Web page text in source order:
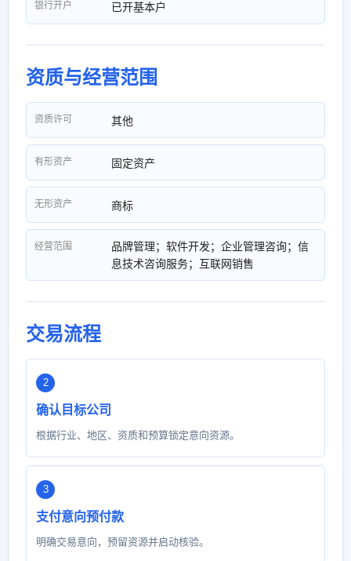
银行开户 已开基本户
资质与经营范围
资质许可 其他
有形资产 固定资产
无形资产 商标
经营范围
品牌管理；软件开发；企业管理咨询；信
息技术咨询服务；互联网销售
交易流程
确认目标公司
根据行业、地区、资质和预算锁定意向资源。
支付意向预付款
明确交易意向，预留资源并启动核验。